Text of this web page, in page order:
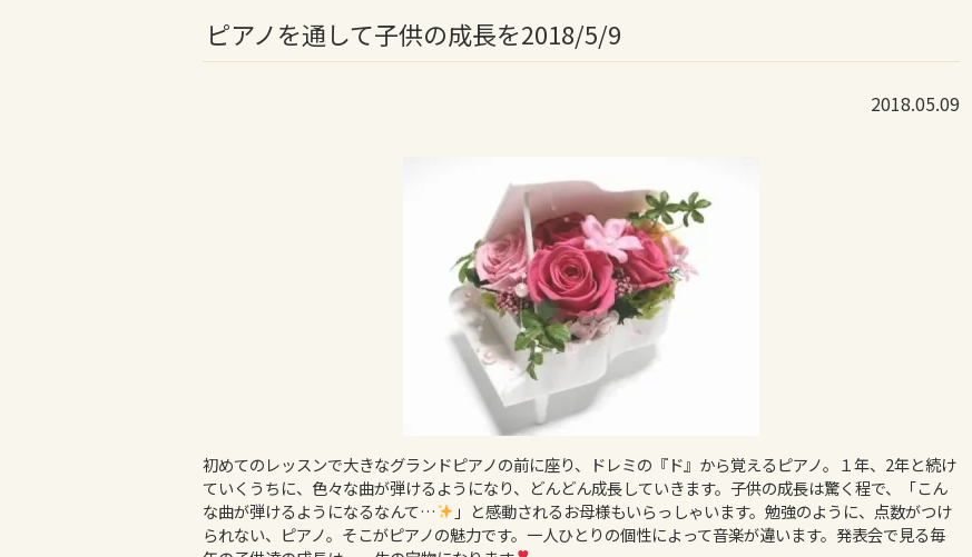
ピアノを通して子供の成長を2018/5/9
2018.05.09
初めてのレッスンで大きなグランドピアノの前に座り、ドレミの『ド』から覚えるピアノ。１年、2年と続け
ていくうちに、色々な曲が弾けるようになり、どんどん成長していきます。子供の成長は驚く程で、「こん
な曲が弾けるようになるなんて…
」と感動されるお母様もいらっしゃいます。勉強のように、点数がつけ
られない、ピアノ。そこがピアノの魅力です。一人ひとりの個性によって音楽が違います。発表会で見る毎